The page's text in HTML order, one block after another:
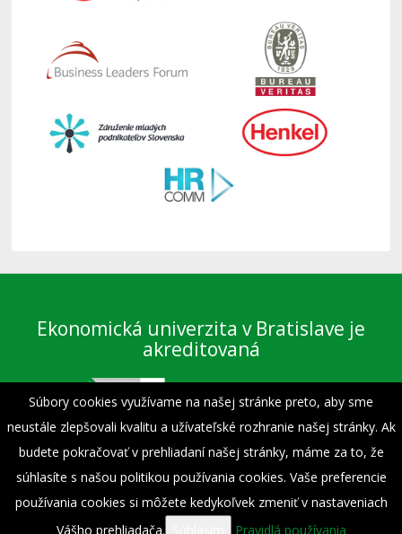
Ekonomická univerzita v Bratislave je
akreditovaná
Preberanie textov, fotografií a iných materiálov je dovolené výhradne len s
povolením Fakulty podnikového manažmentu EU v Bratislave a s uvedením
zdroja.
© 1940 - 2026 Fakulta podnikového manažmentu - Ekonomická univerzita v
Súbory cookies využívame na našej stránke preto, aby sme
neustále zlepšovali kvalitu a užívateľské rozhranie našej stránky. Ak
budete pokračovať v prehliadaní našej stránky, máme za to, že
súhlasíte s našou politikou používania cookies. Vaše preferencie
používania cookies si môžete kedykoľvek zmeniť v nastaveniach
Vášho prehliadača.
Pravidlá používania